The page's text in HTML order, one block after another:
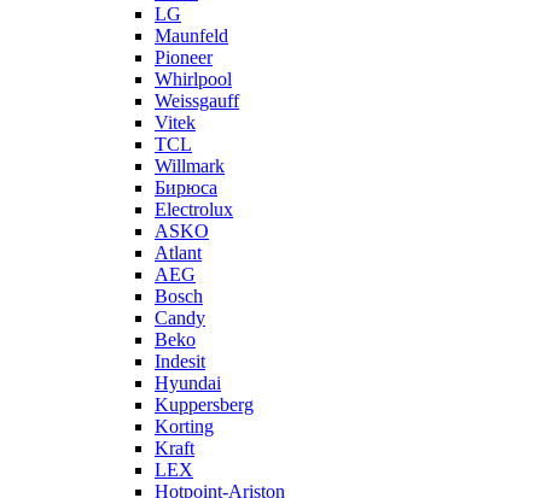
LG
Maunfeld
Pioneer
Whirlpool
Weissgauff
Vitek
TCL
Willmark
Бирюса
Electrolux
ASKO
Atlant
AEG
Bosch
Candy
Beko
Indesit
Hyundai
Kuppersberg
Korting
Kraft
LEX
Hotpoint-Ariston